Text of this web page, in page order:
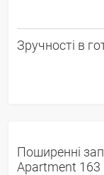
Зручності в
Поширенні
Apartment 163